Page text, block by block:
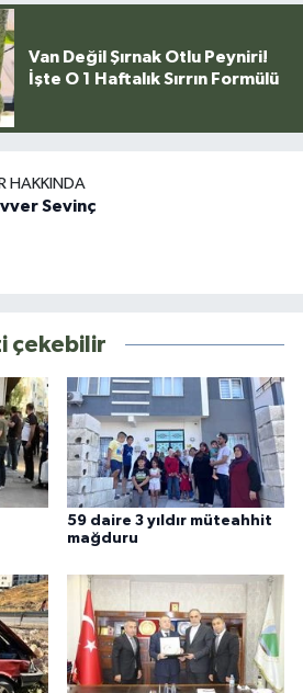
Van Değil Şırnak Otlu Peyniri!
İşte O 1 Haftalık Sırrın Formülü
HAKKINDA
Sevinç
çekebilir
59 daire 3 yıldır müteahhit
mağduru